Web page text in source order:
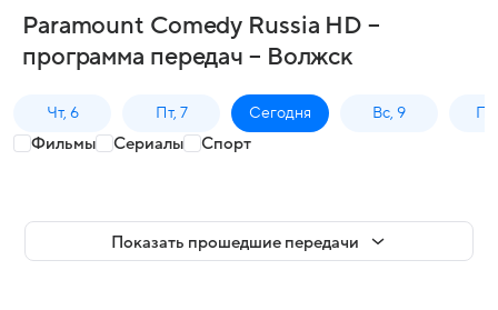
Paramount Comedy Russia HD –
программа передач – Волжск
Чт, 6 Пт, 7 Сегодня Вс, 9
Фильмы Сериалы Спорт
Показать прошедшие передачи